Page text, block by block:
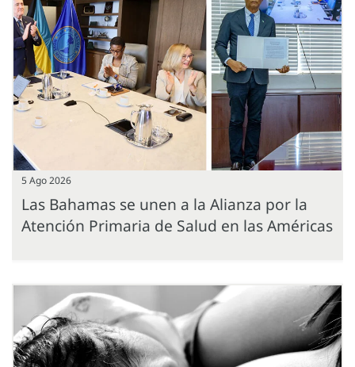
5 Ago 2026
Las Bahamas se unen a la Alianza por la
Atención Primaria de Salud en las Américas